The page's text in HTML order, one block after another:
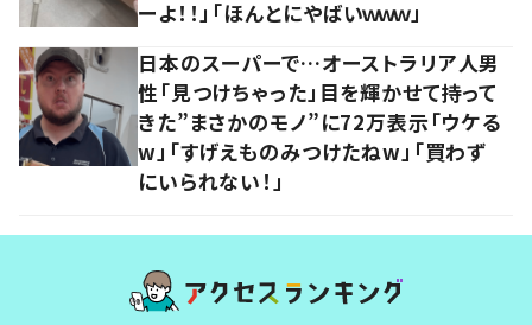
ーよ！！」「ほんとにやばいｗｗｗ」
日本のスーパーで…オーストラリア人男
性「見つけちゃった」目を輝かせて持って
きた”まさかのモノ”に72万表示「ウケる
w」「すげえものみつけたねw」「買わず
にいられない！」